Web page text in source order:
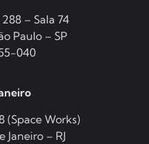
– Sala 74
Paulo – SP
040
(Space Works)
Janeiro – RJ